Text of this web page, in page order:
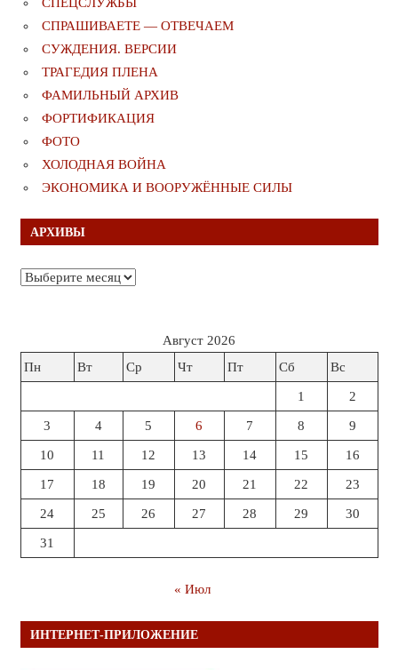
СПРАШИВАЕТЕ — ОТВЕЧАЕМ
СУЖДЕНИЯ. ВЕРСИИ
ТРАГЕДИЯ ПЛЕНА
ФАМИЛЬНЫЙ АРХИВ
ФОРТИФИКАЦИЯ
ФОТО
ХОЛОДНАЯ ВОЙНА
ЭКОНОМИКА И ВООРУЖЁННЫЕ СИЛЫ
АРХИВЫ
Архивы
Август 2026
Пн
Вт Ср Чт Пт Сб Вс
1 2
3 4 5 6 7 8 9
10 11 12 13 14 15 16
17 18 19 20 21 22 23
24 25 26 27 28 29 30
31
« Июл
ИНТЕРНЕТ-ПРИЛОЖЕНИЕ